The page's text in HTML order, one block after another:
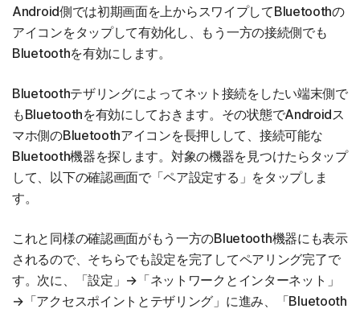
Android側では初期画面を上からスワイプしてBluetoothの
アイコンをタップして有効化し、もう一方の接続側でも
Bluetoothを有効にします。
Bluetoothテザリングによってネット接続をしたい端末側で
もBluetoothを有効にしておきます。その状態でAndroidス
マホ側のBluetoothアイコンを長押しして、接続可能な
Bluetooth機器を探します。対象の機器を見つけたらタップ
して、以下の確認画面で「ペア設定する」をタップしま
す。
これと同様の確認画面がもう一方のBluetooth機器にも表示
されるので、そちらでも設定を完了してペアリング完了で
す。次に、「設定」→「ネットワークとインターネット」
→「アクセスポイントとテザリング」に進み、「Bluetooth